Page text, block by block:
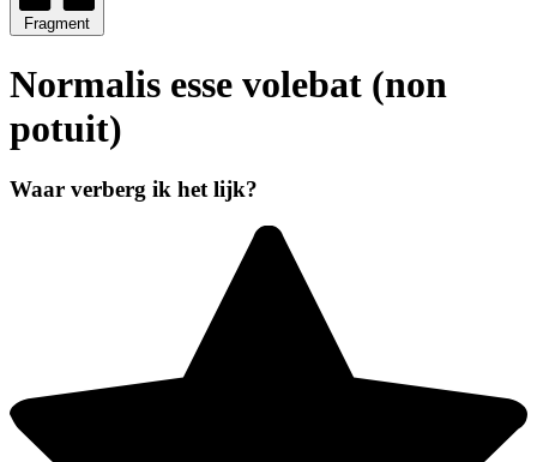
Fragment
Normalis esse volebat (non
potuit)
Waar verberg ik het lijk?